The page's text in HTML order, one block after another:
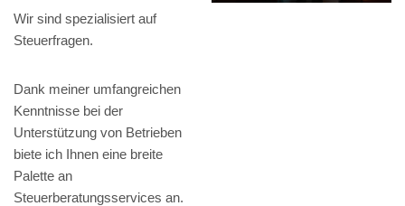
Wir sind spezialisiert auf
Steuerfragen.
Dank meiner umfangreichen
Kenntnisse bei der
Unterstützung von Betrieben
biete ich Ihnen eine breite
Palette an
Steuerberatungsservices an.